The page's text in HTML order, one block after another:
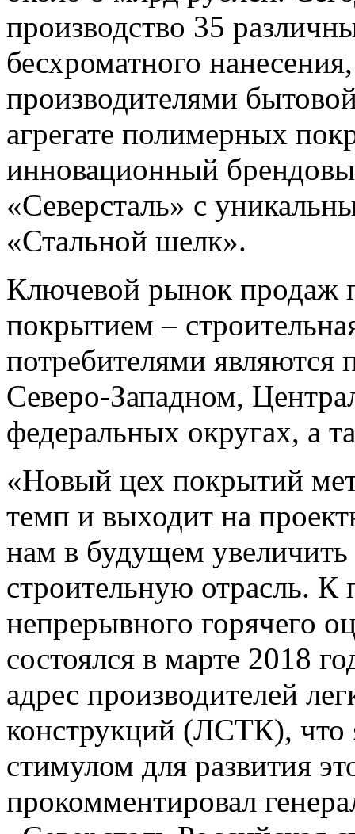
производство 35
бесхроматного
производителями
агрегате полимерных
инновационный
«Северсталь» с
«Стальной шелк».
Ключевой рынок продаж
покрытием –
потребителями являются
Северо-Западном,
федеральных округах, а
«Новый цех покрытий
темп и выходит на
нам в будущем увеличить
строительную отрасль.
непрерывного горячего
состоялся в марте 2018
адрес производителей
конструкций (ЛСТК), что
стимулом для развития
прокомментировал